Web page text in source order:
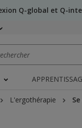
Q-global et Q-
L'ergothérapie